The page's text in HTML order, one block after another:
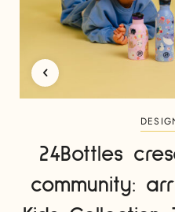
24Bottles
community: